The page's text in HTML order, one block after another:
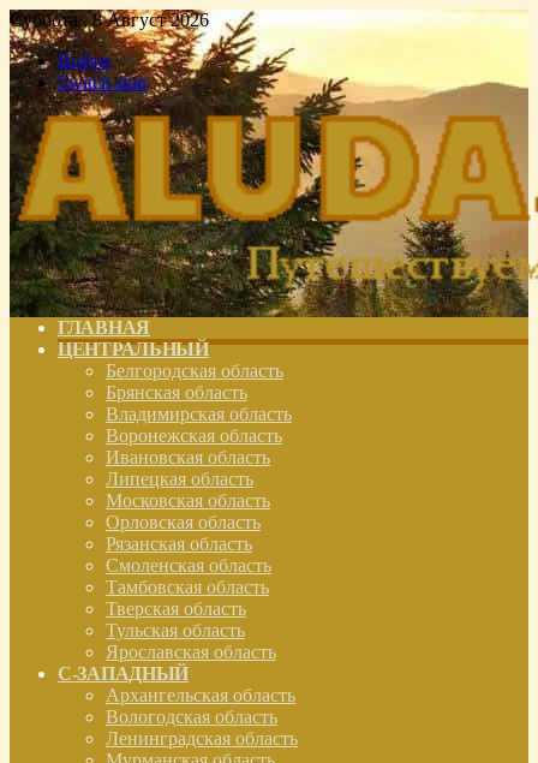
Суббота , 8 Август 2026
Войти
Switch skin
ГЛАВНАЯ
ЦЕНТРАЛЬНЫЙ
Белгородская область
Брянская область
Владимирская область
Воронежская область
Ивановская область
Липецкая область
Московская область
Орловская область
Рязанская область
Смоленская область
Тамбовская область
Тверская область
Тульская область
Ярославская область
С-ЗАПАДНЫЙ
Архангельская область
Вологодская область
Ленинградская область